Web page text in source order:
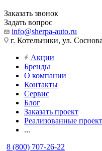
Заказать звонок
Задать вопрос
info@sherpa-auto.ru
г. Котельники, ул.
Акции
Бренды
О компании
Контакты
Сервис
Блог
Заказать проект
Реализованные
...
8 (800) 707-26-22